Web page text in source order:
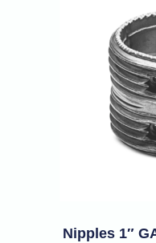
Nipples 1″